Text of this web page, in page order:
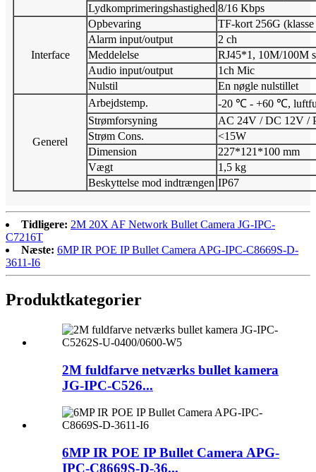
Lydkomprimeringshastighed 8/16 Kbps
Interface
Opbevaring
TF-kort 256G
Alarm input/output
2 ch
Meddelelse
RJ45*1, 10M/100M
Audio input/output
1ch Mic
Nulstil
En nøgle nulstillet
Generel
Arbejdstemp.
-20 ℃ - +60 ℃,
Strømforsyning
AC 24V / DC 12V /
Strøm Cons.
<15W
Dimension
227*121*100 mm
Vægt
1,5 kg
Beskyttelse mod indtrængen IP67
Tidligere: 2M 20X AF Network Bullet Camera JG-IPC-
C7216T
Næste: 6MP IR POE IP Bullet Camera APG-IPC-C8669S-D-
3611-I6
Produktkategorier
2M fuldfarve netværks bullet kamera
JG-IPC-C526...
6MP IR POE IP Bullet Camera APG-
IPC-C8669S-D-36...